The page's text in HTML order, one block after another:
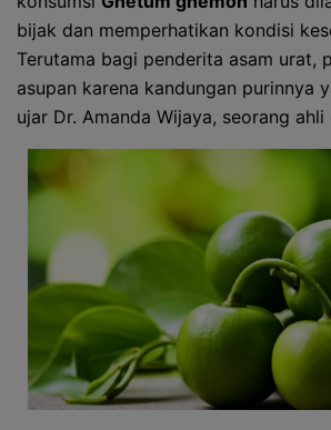
bijak dan memperhatikan kondisi
Terutama bagi penderita asam urat,
asupan karena kandungan purinnya
ujar Dr. Amanda Wijaya, seorang